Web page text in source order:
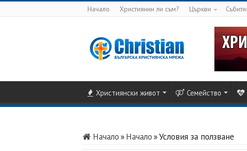
Начало Християнин ли съм? Църкви
Християнски живот Семейство
Начало»Начало»Условия за ползване